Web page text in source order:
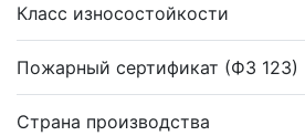
Класс износостойкости
Пожарный сертификат (ФЗ 123)
Страна производства